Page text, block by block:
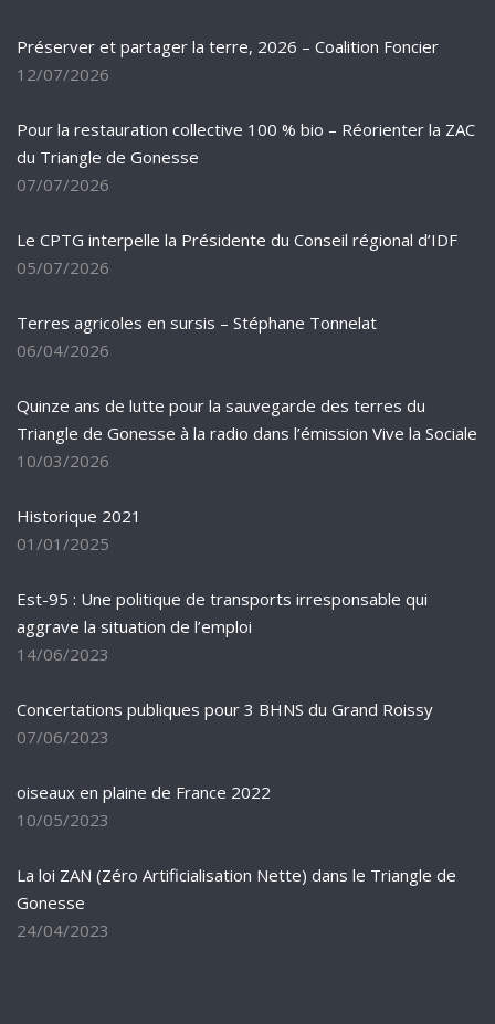
Préserver et partager la terre, 2026 – Coalition Foncier
12/07/2026
Pour la restauration collective 100 % bio – Réorienter la ZAC
du Triangle de Gonesse
07/07/2026
Le CPTG interpelle la Présidente du Conseil régional d’IDF
05/07/2026
Terres agricoles en sursis – Stéphane Tonnelat
06/04/2026
Quinze ans de lutte pour la sauvegarde des terres du
Triangle de Gonesse à la radio dans l’émission Vive la Sociale
10/03/2026
Historique 2021
01/01/2025
Est-95 : Une politique de transports irresponsable qui
aggrave la situation de l’emploi
14/06/2023
Concertations publiques pour 3 BHNS du Grand Roissy
07/06/2023
oiseaux en plaine de France 2022
10/05/2023
La loi ZAN (Zéro Artificialisation Nette) dans le Triangle de
Gonesse
24/04/2023